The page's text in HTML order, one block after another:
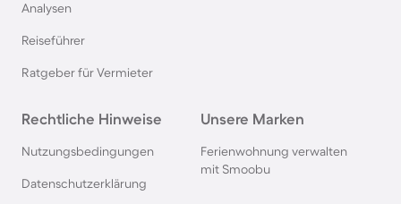
Analysen
Reiseführer
Ratgeber für Vermieter
Rechtliche Hinweise
Nutzungsbedingungen
Datenschutzerklärung
Unsere Marken
Ferienwohnung verwalten
mit Smoobu